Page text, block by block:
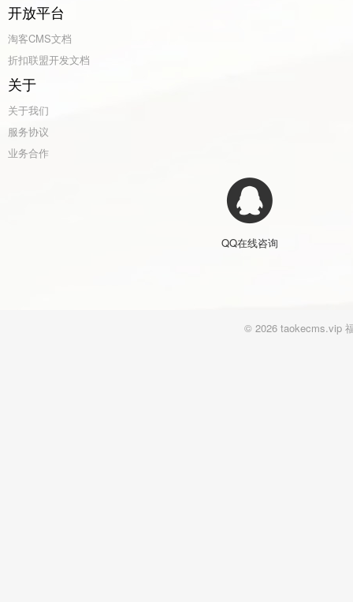
开放平台
淘客CMS文档
折扣联盟开发文档
关于
关于我们
服务协议
业务合作
QQ在线咨询
© 2026 taokecms.vip